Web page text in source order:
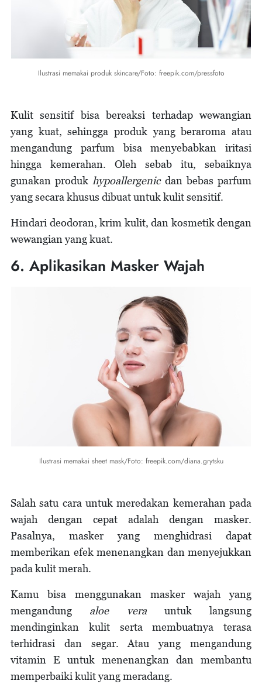
Ilustrasi memakai produk skincare/Foto: freepik.com/pressfoto
Kulit sensitif bisa bereaksi terhadap wewangian
yang kuat, sehingga produk yang beraroma atau
mengandung parfum bisa menyebabkan iritasi
hingga kemerahan. Oleh sebab itu, sebaiknya
gunakan produk hypoallergenicdan bebas parfum
yang secara khusus dibuat untuk kulit sensitif.
Hindari deodoran, krim kulit, dan kosmetik dengan
wewangian yang kuat.
6. Aplikasikan Masker Wajah
Ilustrasi memakai sheet mask/Foto: freepik.com/diana.grytsku
Salah satu cara untuk meredakan kemerahan pada
wajah dengan cepat adalah dengan masker.
Pasalnya, masker yang menghidrasi dapat
memberikan efek menenangkan dan menyejukkan
pada kulit merah.
Kamu bisa menggunakan masker wajah yang
mengandung aloe vera untuk langsung
mendinginkan kulit serta membuatnya terasa
terhidrasi dan segar. Atau yang mengandung
vitamin E untuk menenangkan dan membantu
memperbaiki kulit yang meradang.